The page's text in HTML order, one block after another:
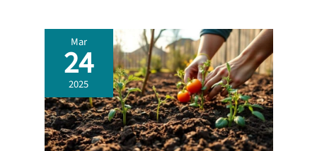
Mar
24
2025